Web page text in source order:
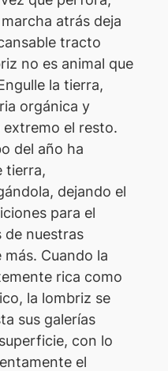
atrás deja
tracto
no es animal que
la tierra,
orgánica y
el resto.
del año ha
tierra,
dejando el
para el
de nuestras
Cuando la
rica como
la lombriz se
sus galerías
con lo
el